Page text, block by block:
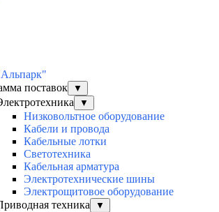
поставок
▼
▼
Низковольтное оборудование
Кабели и провода
Кабельные лотки
Светотехника
Кабельная арматура
Электротехнические шины
Электрощитовое оборудование
техника
▼